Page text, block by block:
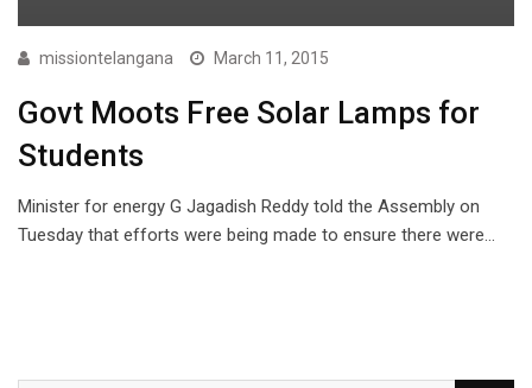
missiontelangana March 11, 2015
Govt Moots Free Solar Lamps for
Students
Minister for energy G Jagadish Reddy told the Assembly on
Tuesday that efforts were being made to ensure there were…